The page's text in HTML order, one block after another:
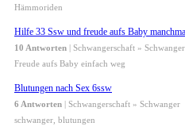
Hämmoriden
Hilfe 33 Ssw und freude aufs Baby
10 Antworten | Schwangerschaft » Schwanger
Freude aufs Baby einfach weg
Blutungen nach Sex 6ssw
6 Antworten | Schwangerschaft » Schwanger
schwanger, blutungen